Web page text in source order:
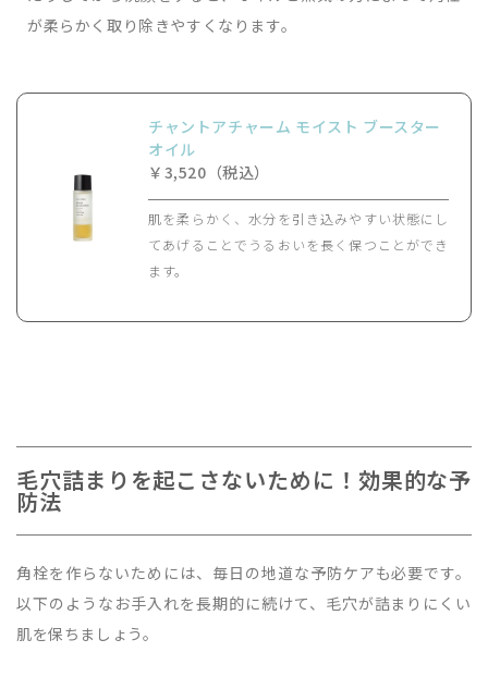
が柔らかく取り除きやすくなります。
チャントアチャーム モイスト ブースター
オイル
￥3,520（税込）
肌を柔らかく、水分を引き込みやすい状態にし
てあげることでうるおいを長く保つことができ
ます。
毛穴詰まりを起こさないために！効果的な予
防法
角栓を作らないためには、毎日の地道な予防ケアも必要です。
以下のようなお手入れを長期的に続けて、毛穴が詰まりにくい
肌を保ちましょう。